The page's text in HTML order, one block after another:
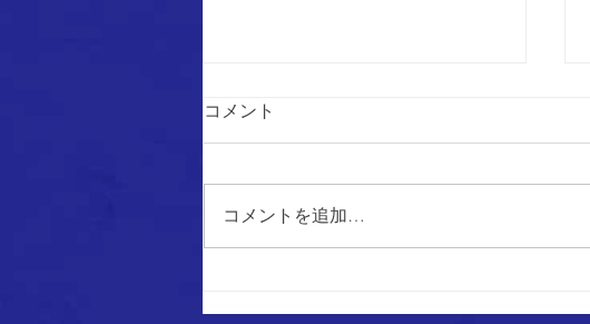
6節 試合結果
コメント
コメントを追加…